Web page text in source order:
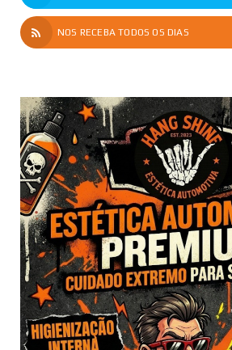
NOS RECEBA TODOS OS DIAS